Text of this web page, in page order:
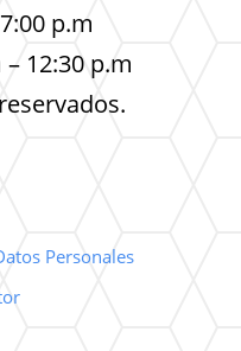
p.m
12:30 p.m
Personales